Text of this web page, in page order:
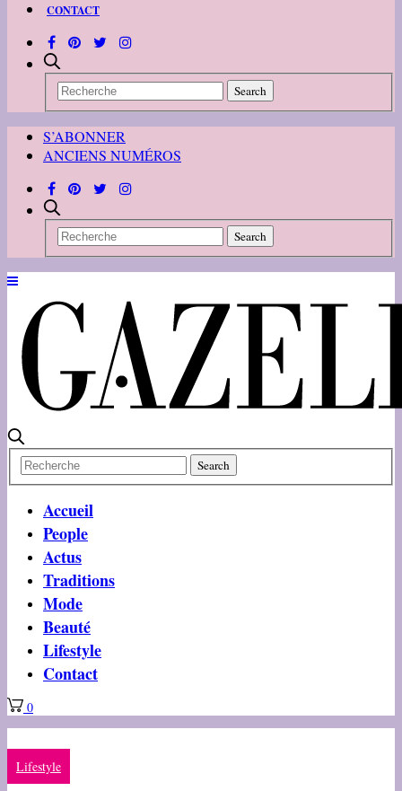
CONTACT
S’ABONNER
ANCIENS NUMÉROS
Accueil
People
Actus
Traditions
Mode
Beauté
Lifestyle
Contact
0
Lifestyle